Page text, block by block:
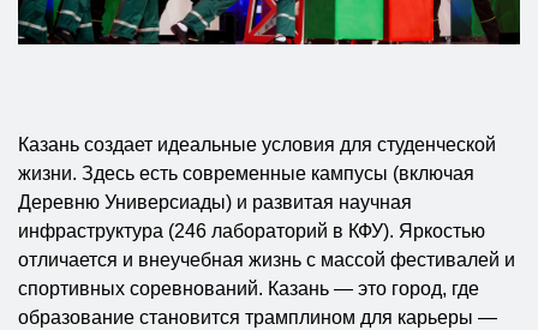
Казань создает идеальные условия для студенческой
жизни. Здесь есть современные кампусы (включая
Деревню Универсиады) и развитая научная
инфраструктура (246 лабораторий в КФУ). Яркостью
отличается и внеучебная жизнь с массой фестивалей и
спортивных соревнований. Казань — это город, где
образование становится трамплином для карьеры —